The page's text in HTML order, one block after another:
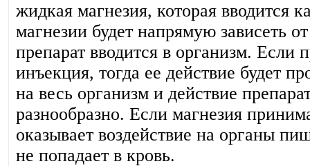
жидкая магнезия, которая вводится
магнезии будет напрямую зависеть
препарат вводится в организм. Если
инъекция, тогда ее действие будет
на весь организм и действие
разнообразно. Если магнезия
оказывает воздействие на органы
не попадает в кровь.